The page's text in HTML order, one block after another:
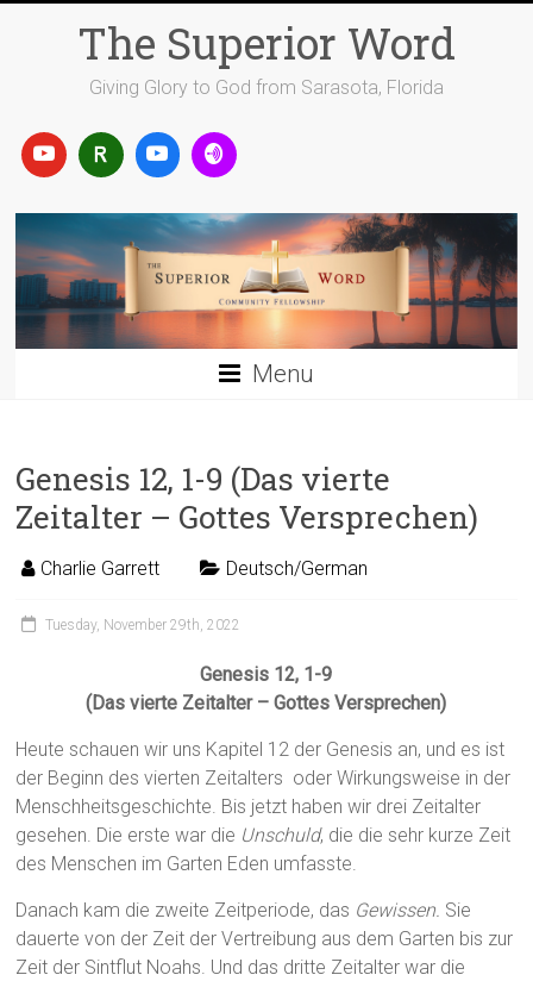
The Superior Word
Giving Glory to God from Sarasota, Florida
Menu
Genesis 12, 1-9 (Das vierte
Zeitalter – Gottes Versprechen)
Charlie Garrett Deutsch/German
Tuesday, November 29th, 2022
Genesis 12, 1-9
(Das vierte Zeitalter – Gottes Versprechen)
Heute schauen wir uns Kapitel 12 der Genesis an, und es ist
der Beginn des vierten Zeitalters oder Wirkungsweise in der
Menschheitsgeschichte. Bis jetzt haben wir drei Zeitalter
gesehen. Die erste war die Unschuld, die die sehr kurze Zeit
des Menschen im Garten Eden umfasste.
Danach kam die zweite Zeitperiode, das Gewissen. Sie
dauerte von der Zeit der Vertreibung aus dem Garten bis zur
Zeit der Sintflut Noahs. Und das dritte Zeitalter war die